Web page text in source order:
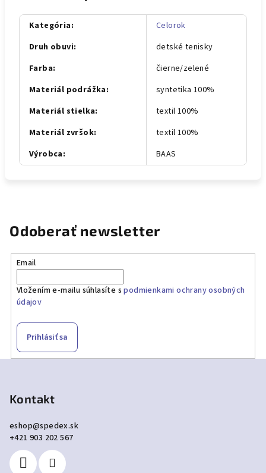
Kategória:
Celorok
Druh obuvi:
detské tenisky
Farba:
čierne/zelené
Materiál podrážka:
syntetika 100%
Materiál stielka:
textil 100%
Materiál zvršok:
textil 100%
Výrobca: BAAS
Odoberať newsletter
Email
Vložením e-mailu súhlasíte spodmienkami ochrany osobných
údajov
Prihlásiť sa
Kontakt
eshop@spedex.sk
+421 903 202 567